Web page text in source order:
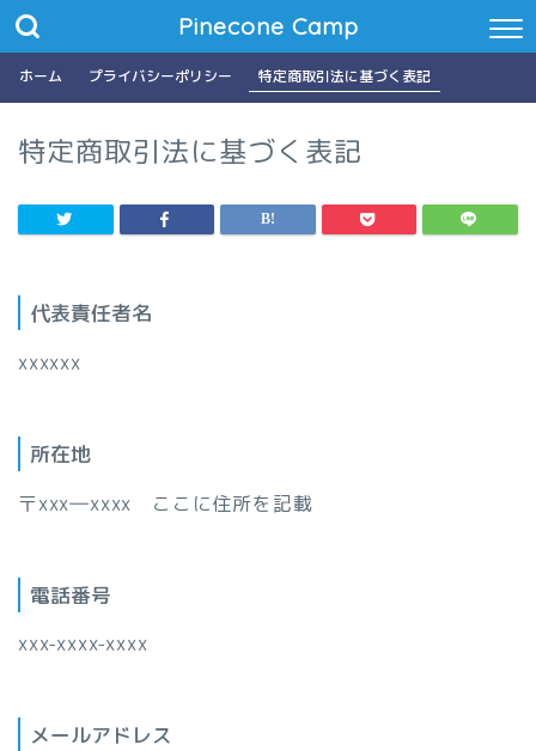
Pinecone Camp
ホーム プライバシーポリシー 特定商取引法に基づく表記
特定商取引法に基づく表記
代表責任者名
xxxxxx
所在地
〒xxx―xxxx ここに住所を記載
電話番号
xxx-xxxx-xxxx
メールアドレス